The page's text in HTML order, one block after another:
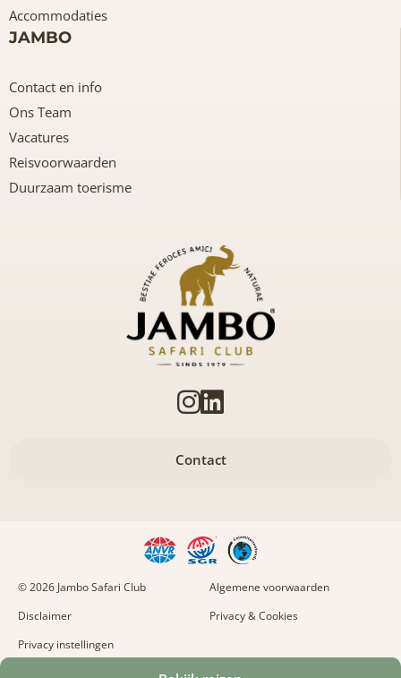
Accommodaties
JAMBO
Contact en info
Ons Team
Vacatures
Reisvoorwaarden
Duurzaam toerisme
Contact
© 2026 Jambo Safari Club
Algemene voorwaarden
Disclaimer
Privacy & Cookies
Privacy instellingen